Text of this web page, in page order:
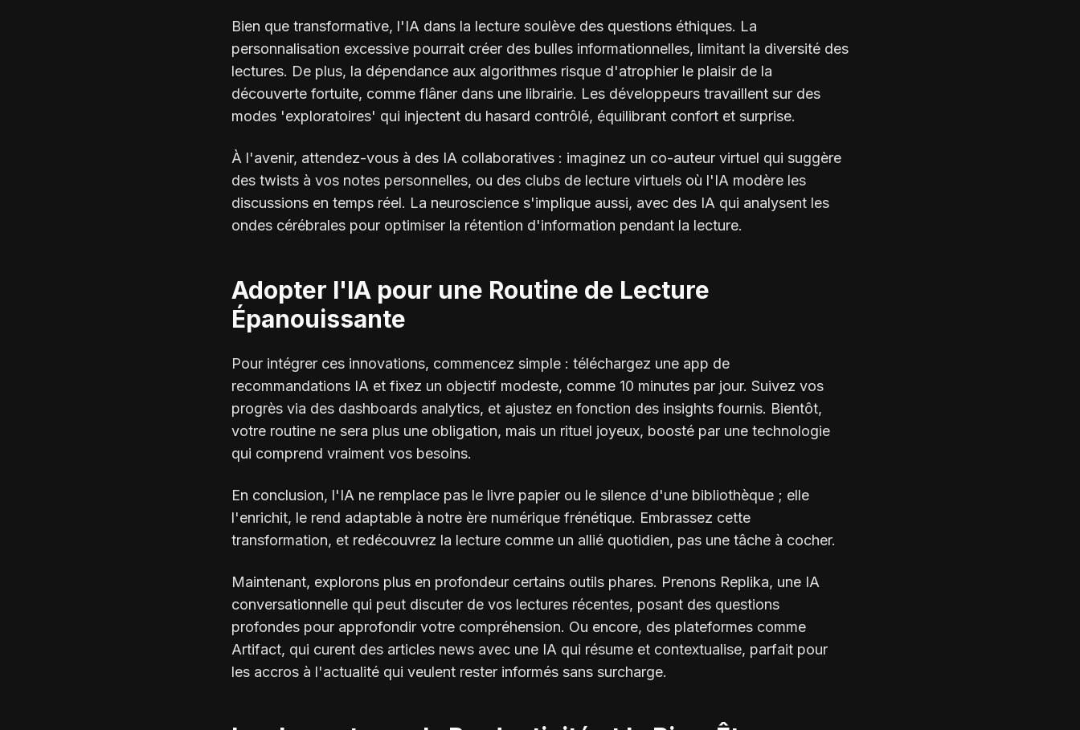
Bien que transformative, l'IA dans la lecture soulève des questions éthiques. La
personnalisation excessive pourrait créer des bulles informationnelles, limitant la diversité des
lectures. De plus, la dépendance aux algorithmes risque d'atrophier le plaisir de la
découverte fortuite, comme flâner dans une librairie. Les développeurs travaillent sur des
modes 'exploratoires' qui injectent du hasard contrôlé, équilibrant confort et surprise.
À l'avenir, attendez-vous à des IA collaboratives : imaginez un co-auteur virtuel qui suggère
des twists à vos notes personnelles, ou des clubs de lecture virtuels où l'IA modère les
discussions en temps réel. La neuroscience s'implique aussi, avec des IA qui analysent les
ondes cérébrales pour optimiser la rétention d'information pendant la lecture.
Adopter l'IA pour une Routine de Lecture
Épanouissante
Pour intégrer ces innovations, commencez simple : téléchargez une app de
recommandations IA et fixez un objectif modeste, comme 10 minutes par jour. Suivez vos
progrès via des dashboards analytics, et ajustez en fonction des insights fournis. Bientôt,
votre routine ne sera plus une obligation, mais un rituel joyeux, boosté par une technologie
qui comprend vraiment vos besoins.
En conclusion, l'IA ne remplace pas le livre papier ou le silence d'une bibliothèque ; elle
l'enrichit, le rend adaptable à notre ère numérique frénétique. Embrassez cette
transformation, et redécouvrez la lecture comme un allié quotidien, pas une tâche à cocher.
Maintenant, explorons plus en profondeur certains outils phares. Prenons Replika, une IA
conversationnelle qui peut discuter de vos lectures récentes, posant des questions
profondes pour approfondir votre compréhension. Ou encore, des plateformes comme
Artifact, qui curent des articles news avec une IA qui résume et contextualise, parfait pour
les accros à l'actualité qui veulent rester informés sans surcharge.